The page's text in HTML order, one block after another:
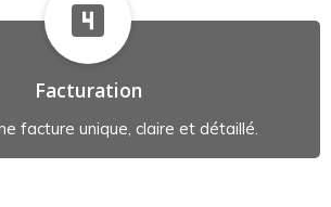
Facturation
facture unique, claire et détaillé.